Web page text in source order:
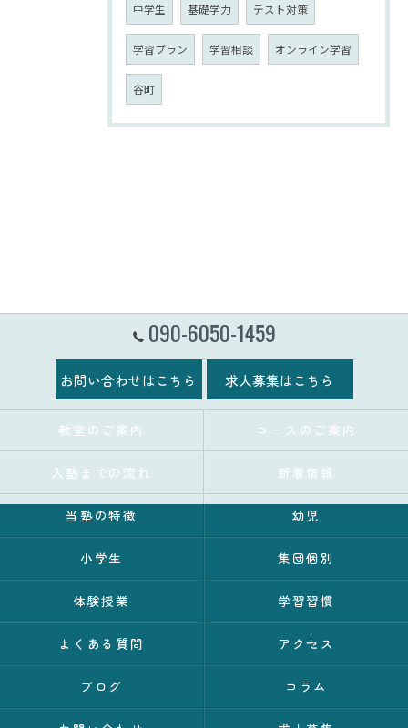
中学生 基礎学力 テスト対策
学習プラン 学習相談 オンライン学習
谷町
090-6050-1459
お問い合わせはこちら 求人募集はこちら
教室のご案内 コースのご案内
入塾までの流れ 新着情報
当塾の特徴 幼児
小学生 集団個別
体験授業 学習習慣
よくある質問 アクセス
ブログ コラム